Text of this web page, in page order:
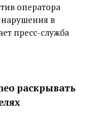
оператора
в
пресс-служба
раскрывать